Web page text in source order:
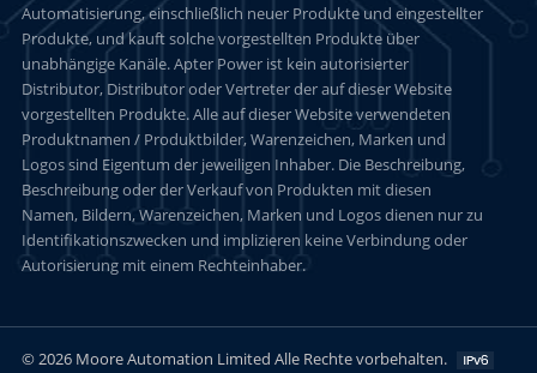
Automatisierung, einschließlich neuer Produkte und eingestellter
Produkte, und kauft solche vorgestellten Produkte über
unabhängige Kanäle. Apter Power ist kein autorisierter
Distributor, Distributor oder Vertreter der auf dieser Website
vorgestellten Produkte. Alle auf dieser Website verwendeten
Produktnamen / Produktbilder, Warenzeichen, Marken und
Logos sind Eigentum der jeweiligen Inhaber. Die Beschreibung,
Beschreibung oder der Verkauf von Produkten mit diesen
Namen, Bildern, Warenzeichen, Marken und Logos dienen nur zu
Identifikationszwecken und implizieren keine Verbindung oder
Autorisierung mit einem Rechteinhaber.
© 2026 Moore Automation Limited Alle Rechte vorbehalten.